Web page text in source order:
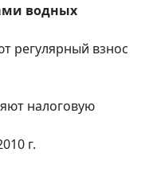
водных
регулярный взнос
налоговую
г.